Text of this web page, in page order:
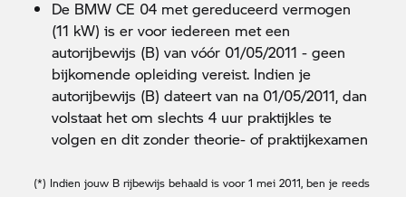
De BMW CE 04 met gereduceerd vermogen
(11 kW) is er voor iedereen met een
autorijbewijs (B) van vóór 01/05/2011 - geen
bijkomende opleiding vereist. Indien je
autorijbewijs (B) dateert van na 01/05/2011, dan
volstaat het om slechts 4 uur praktijkles te
volgen en dit zonder theorie- of praktijkexamen
(*) Indien jouw B rijbewijs behaald is voor 1 mei 2011, ben je reeds